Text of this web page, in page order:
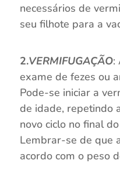
necessários de
seu filhote para a
2.VERMIFUGAÇÃO:
exame de fezes ou
Pode-se iniciar a
de idade, repetindo
novo ciclo no final
Lembrar-se de que
acordo com o peso